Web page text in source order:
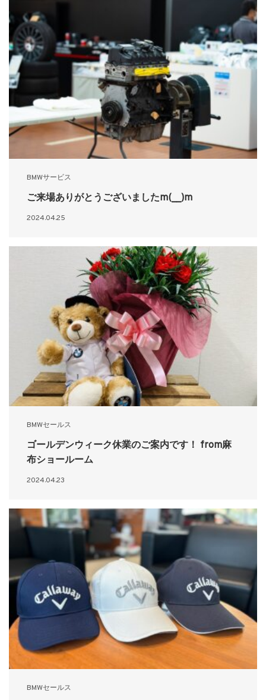
BMWサービス
ご来場ありがとうございましたm(__)m
2024.04.25
BMWセールス
ゴールデンウィーク休業のご案内です！ from麻
布ショールーム
2024.04.23
BMWセールス